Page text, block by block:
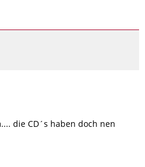
die CD´s haben doch nen